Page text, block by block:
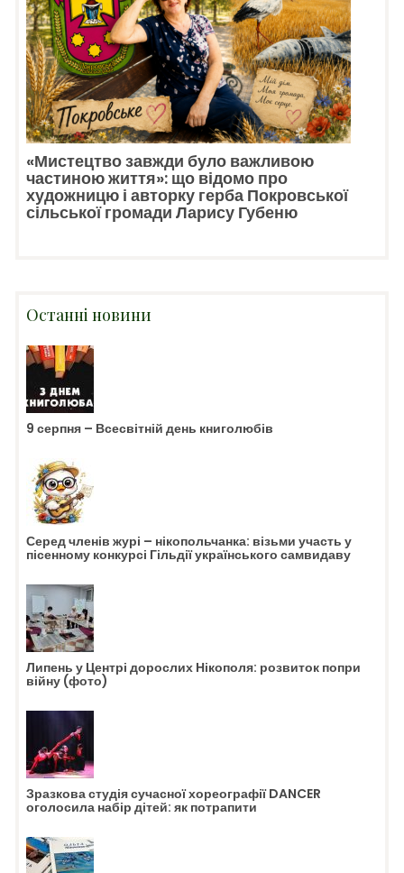
«Мистецтво завжди було важливою
частиною життя»: що відомо про
художницю і авторку герба Покровської
сільської громади Ларису Губеню
Останні новини
9 серпня – Всесвітній день книголюбів
Серед членів журі – нікопольчанка: візьми участь у
пісенному конкурсі Гільдії українського самвидаву
Липень у Центрі дорослих Нікополя: розвиток попри
війну (фото)
Зразкова студія сучасної хореографії DANCER
оголосила набір дітей: як потрапити